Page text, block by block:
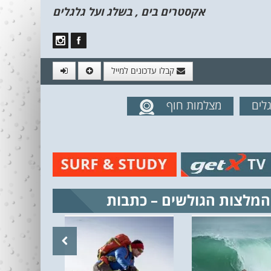
אקסטרים בים , בשלג ועל גלגלים
קבלו עדכונים למייל
מהאתרמצלמות חוף
המלצות הגולשים – כתבות